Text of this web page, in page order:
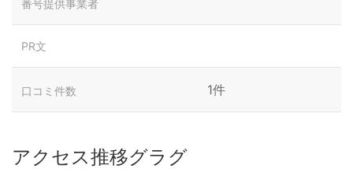
番号提供事業者
PR文
口コミ件数 1件
アクセス推移グラグ